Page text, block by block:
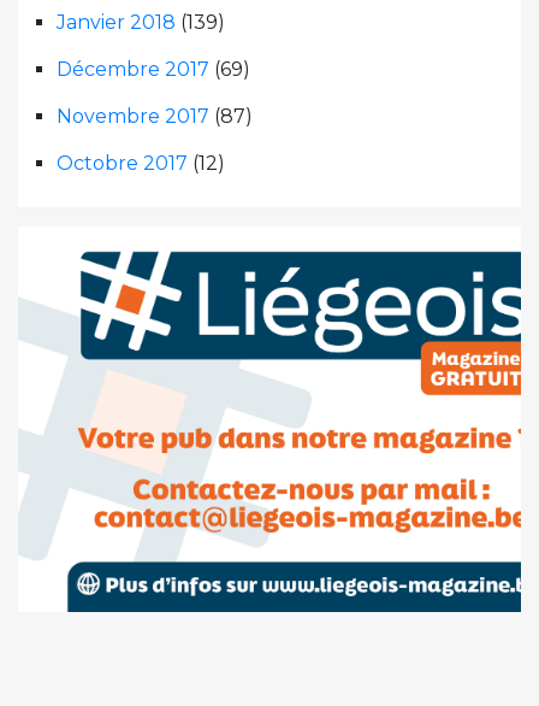
Janvier 2018 (139)
Décembre 2017 (69)
Novembre 2017 (87)
Octobre 2017 (12)